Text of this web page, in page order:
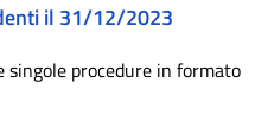
il 31/12/2023
singole procedure in formato